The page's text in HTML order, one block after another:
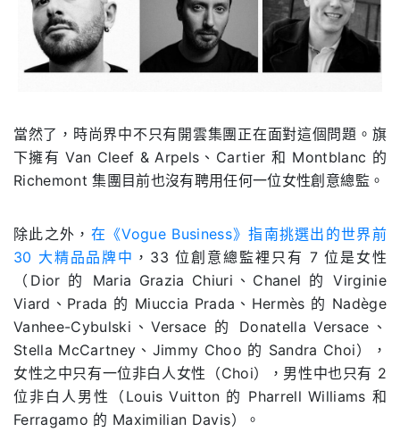
當然了，時尚界中不只有開雲集團正在面對這個問題。旗
下擁有 Van Cleef & Arpels、Cartier 和 Montblanc 的
Richemont 集團目前也沒有聘用任何一位女性創意總監。
除此之外， 在《Vogue Business》指南挑選出的世界前
30 大精品品牌中 ，33 位創意總監裡只有 7 位是女性
（Dior 的 Maria Grazia Chiuri、Chanel 的 Virginie
Viard、Prada 的 Miuccia Prada、Hermès 的 Nadège
Vanhee-Cybulski、Versace 的 Donatella Versace、
Stella McCartney、Jimmy Choo 的 Sandra Choi），
女性之中只有一位非白人女性（Choi），男性中也只有 2
位非白人男性（Louis Vuitton 的 Pharrell Williams 和
Ferragamo 的 Maximilian Davis）。